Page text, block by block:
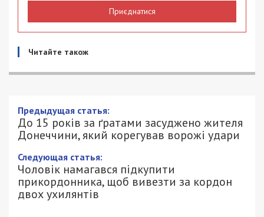
Приєднатися
Читайте також
Предыдущая статья:
До 15 років за ґратами засуджено жителя
Донеччини, який корегував ворожі удари
Следующая статья:
Чоловік намагався підкупити
прикордонника, щоб вивезти за кордон
двох ухилянтів